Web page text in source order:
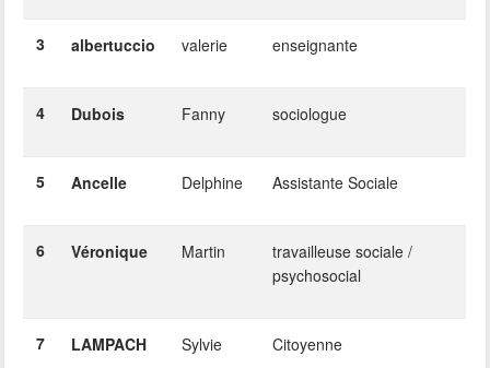
3 albertuccio valerie enseignante
4 Dubois Fanny sociologue
5 Ancelle Delphine Assistante Sociale
6 Véronique Martin
travailleuse sociale /
psychosocial
7 LAMPACH Sylvie Citoyenne